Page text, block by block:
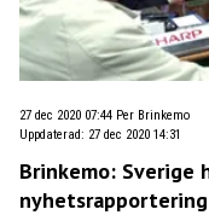
27 dec 2020 07:44 Per Brinkemo
Uppdaterad: 27 dec 2020 14:31
Brinkemo: Sverige
nyhetsrapportering